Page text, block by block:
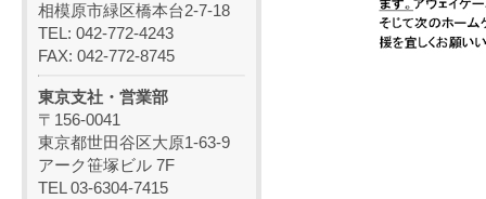
相模原市緑区橋本台2-7-18
TEL: 042-772-4243
FAX: 042-772-8745
東京支社・営業部
〒156-0041
東京都世田谷区大原1-63-9
アーク笹塚ビル 7F
TEL 03-6304-7415